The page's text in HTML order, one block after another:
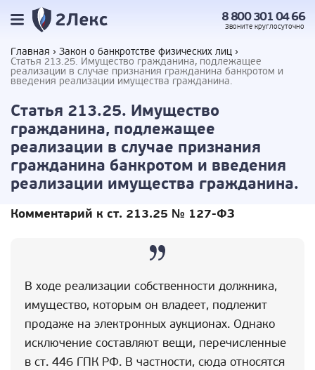
8 800 301 04 66
Звоните круглосуточно
Главная
Закон о банкротстве физических лиц
Статья 213.25. Имущество гражданина, подлежащее
реализации в случае признания гражданина банкротом и
введения реализации имущества гражданина.
Статья 213.25. Имущество
гражданина, подлежащее
реализации в случае признания
гражданина банкротом и введения
реализации имущества гражданина.
Комментарий к ст. 213.25 № 127-ФЗ
В ходе реализации собственности должника,
имущество, которым он владеет, подлежит
продаже на электронных аукционах. Однако
исключение составляют вещи, перечисленные
в ст. 446 ГПК РФ. В частности, сюда относятся